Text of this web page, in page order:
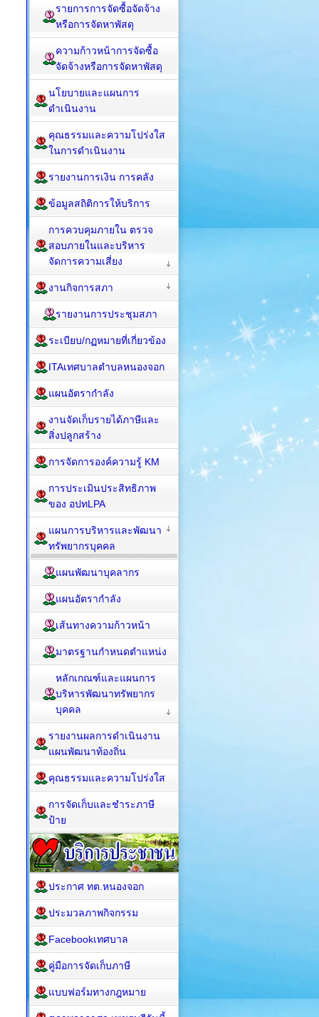
รายการการจัดซื้อจัดจ้าง
หรือการจัดหาพัสดุ
ความก้าวหน้าการจัดซื้อ
จัดจ้างหรือการจัดหาพัสดุ
นโยบายและแผนการ
ดำเนินงาน
คุณธรรมและความโปร่งใส
ในการดำเนินงาน
รายงานการเงิน การคลัง
ข้อมูลสถิติการให้บริการ
การควบคุมภายใน ตรวจ
สอบภายในและบริหาร
จัดการความเสี่ยง
งานกิจการสภา
รายงานการประชุมสภา
ระเบียบ/กฏหมายที่เกี่ยวข้อง
ITAเทศบาลตำบลหนองจอก
แผนอัตรากำลัง
งานจัดเก็บรายได้ภาษีและ
สิ่งปลูกสร้าง
การจัดการองค์ความรู้ KM
การประเมินประสิทธิภาพ
ของ อปทLPA
แผนการบริหารและพัฒนา
ทรัพยากรบุคคล
แผนพัฒนาบุคลากร
แผนอัตรากำลัง
เส้นทางความก้าวหน้า
มาตรฐานกำหนดตำแหน่ง
หลักเกณฑ์และแผนการ
บริหารพัฒนาทรัพยากร
บุคคล
รายงานผลการดำเนินงาน
แผนพัฒนาท้องถิ่น
คุณธรรมและความโปร่งใส
การจัดเก็บและชำระภาษี
ป้าย
ประกาศ ทต.หนองจอก
ประมวลภาพกิจกรรม
Facebookเทศบาล
คู่มือการจัดเก็บภาษี
แบบฟอร์มทางกฎหมาย